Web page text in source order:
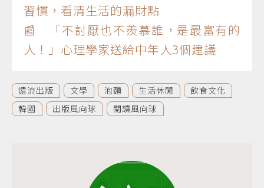
習慣，看清生活的漏財點
📰 「不討厭也不羨慕誰，是最富有的
人！」心理學家送給中年人3個建議
遠流出版 文學 泡麵 生活休閒
飲食文化
韓國
出版風向球 閱讀風向球